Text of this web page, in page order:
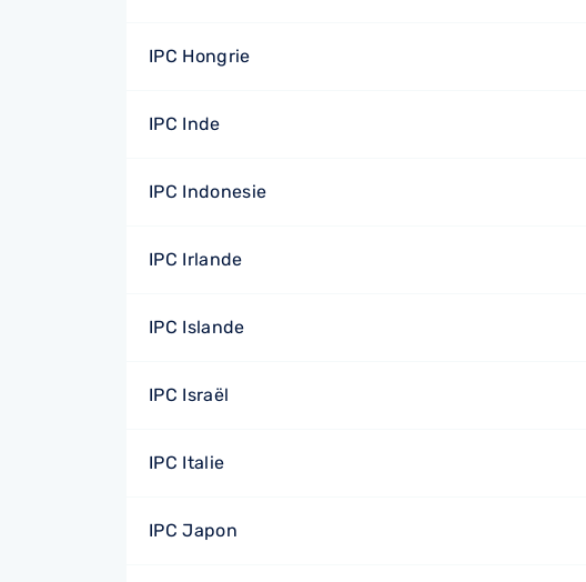
IPC Hongrie
IPC Inde
IPC Indonesie
IPC Irlande
IPC Islande
IPC Israël
IPC Italie
IPC Japon